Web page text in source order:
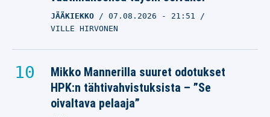
JÄÄKIEKKO 07.08.2026 - 21:51
VILLE HIRVONEN
Mikko Mannerilla suuret odotukset
HPK:n tähtivahvistuksista – ”Se
oivaltava pelaaja”